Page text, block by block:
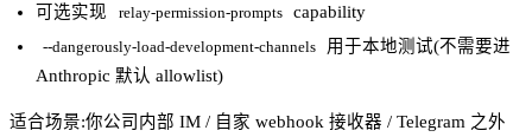
可选实现
relay-permission-prompts capability
--dangerously-load-development-channels
用于本地测试(不需要进
Anthropic 默认 allowlist)
适合场景:你公司内部 IM / 自家 webhook 接收器 / Telegram 之外